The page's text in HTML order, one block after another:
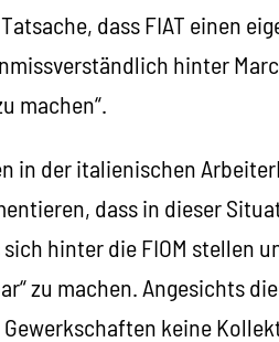
dass FIAT einen
hinter
machen“.
in der italienischen
dass in dieser
hinter die FIOM stellen
zu machen. Angesichts
keine